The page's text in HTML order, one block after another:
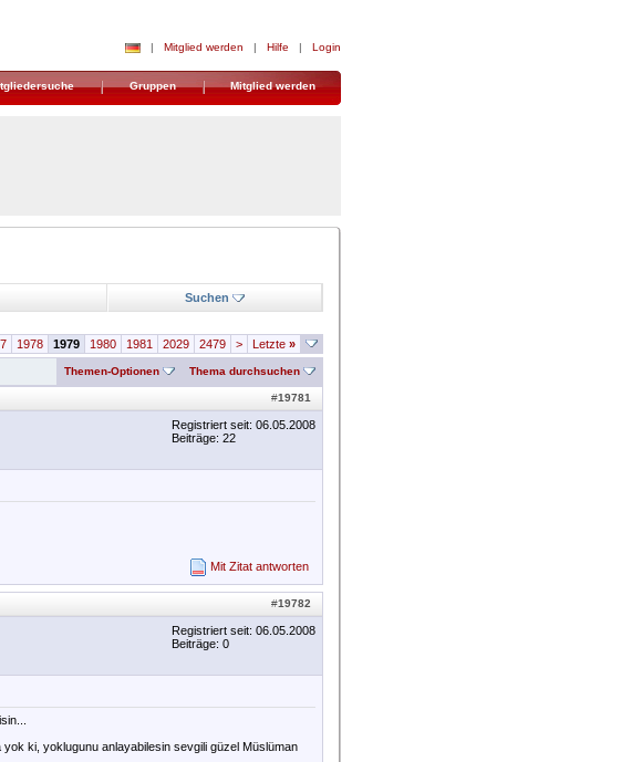
| Mitglied werden | Hilfe | Login
Gruppen Mitglied werden
Suchen
1978 1979 1980 1981 2029 2479 > Letzte »
Themen-Optionen Thema durchsuchen
#19781
Registriert seit: 06.05.2008
Beiträge: 22
Mit Zitat antworten
#19782
Registriert seit: 06.05.2008
Beiträge: 0
ki, yoklugunu anlayabilesin sevgili güzel Müslüman